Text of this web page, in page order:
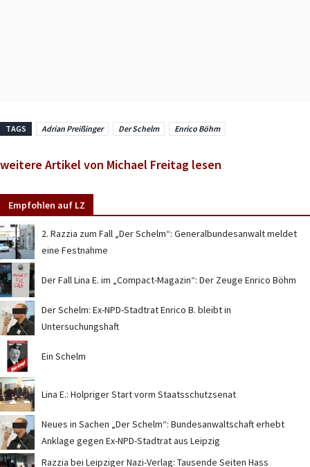
TAGS Adrian Preißinger Der Schelm Enrico Böhm
weitere Artikel von Michael Freitag lesen
Empfohlen auf LZ
2. Razzia zum Fall „Der Schelm“: Generalbundesanwalt meldet
eine Festnahme
Der Fall Lina E. im „Compact-Magazin“: Der Zeuge Enrico Böhm
Der Schelm: Ex-NPD-Stadtrat Enrico B. bleibt in
Untersuchungshaft
Ein Schelm
Lina E.: Holpriger Start vorm Staatsschutzsenat
Neues in Sachen „Der Schelm“: Bundesanwaltschaft erhebt
Anklage gegen Ex-NPD-Stadtrat aus Leipzig
Razzia bei Leipziger Nazi-Verlag: Tausende Seiten Hass